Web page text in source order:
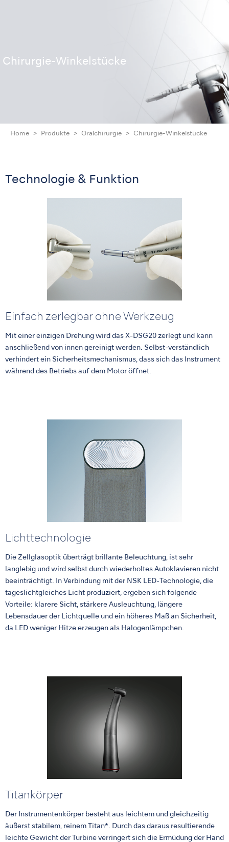
Chirurgie-Winkelstücke
Home Produkte Oralchirurgie Chirurgie-Winkelstücke
Technologie & Funktion
Einfach zerlegbar ohne Werkzeug
Mit einer einzigen Drehung wird das X-DSG20 zerlegt und kann
anschließend von innen gereinigt werden. Selbst-verständlich
verhindert ein Sicherheitsmechanismus, dass sich das Instrument
während des Betriebs auf dem Motor öffnet.
Lichttechnologie
Die Zellglasoptik überträgt brillante Beleuchtung, ist sehr
langlebig und wird selbst durch wiederholtes Autoklavieren nicht
beeinträchtigt. In Verbindung mit der NSK LED-Technologie, die
tageslichtgleiches Licht produziert, ergeben sich folgende
Vorteile: klarere Sicht, stärkere Ausleuchtung, längere
Lebensdauer der Lichtquelle und ein höheres Maß an Sicherheit,
da LED weniger Hitze erzeugen als Halogenlämpchen.
Titankörper
Der Instrumentenkörper besteht aus leichtem und gleichzeitig
äußerst stabilem, reinem Titan*. Durch das daraus resultierende
leichte Gewicht der Turbine verringert sich die Ermüdung der Hand